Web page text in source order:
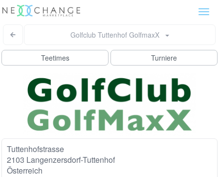
Golfclub Tuttenhof GolfmaxX
Teetimes Turniere
Tuttenhofstrasse
2103 Langenzersdorf-Tuttenhof
Österreich